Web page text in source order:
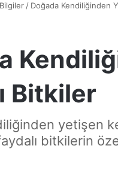
/ Doğada Kendiliğinden
Bitkiler
yetişen
bitkilerin